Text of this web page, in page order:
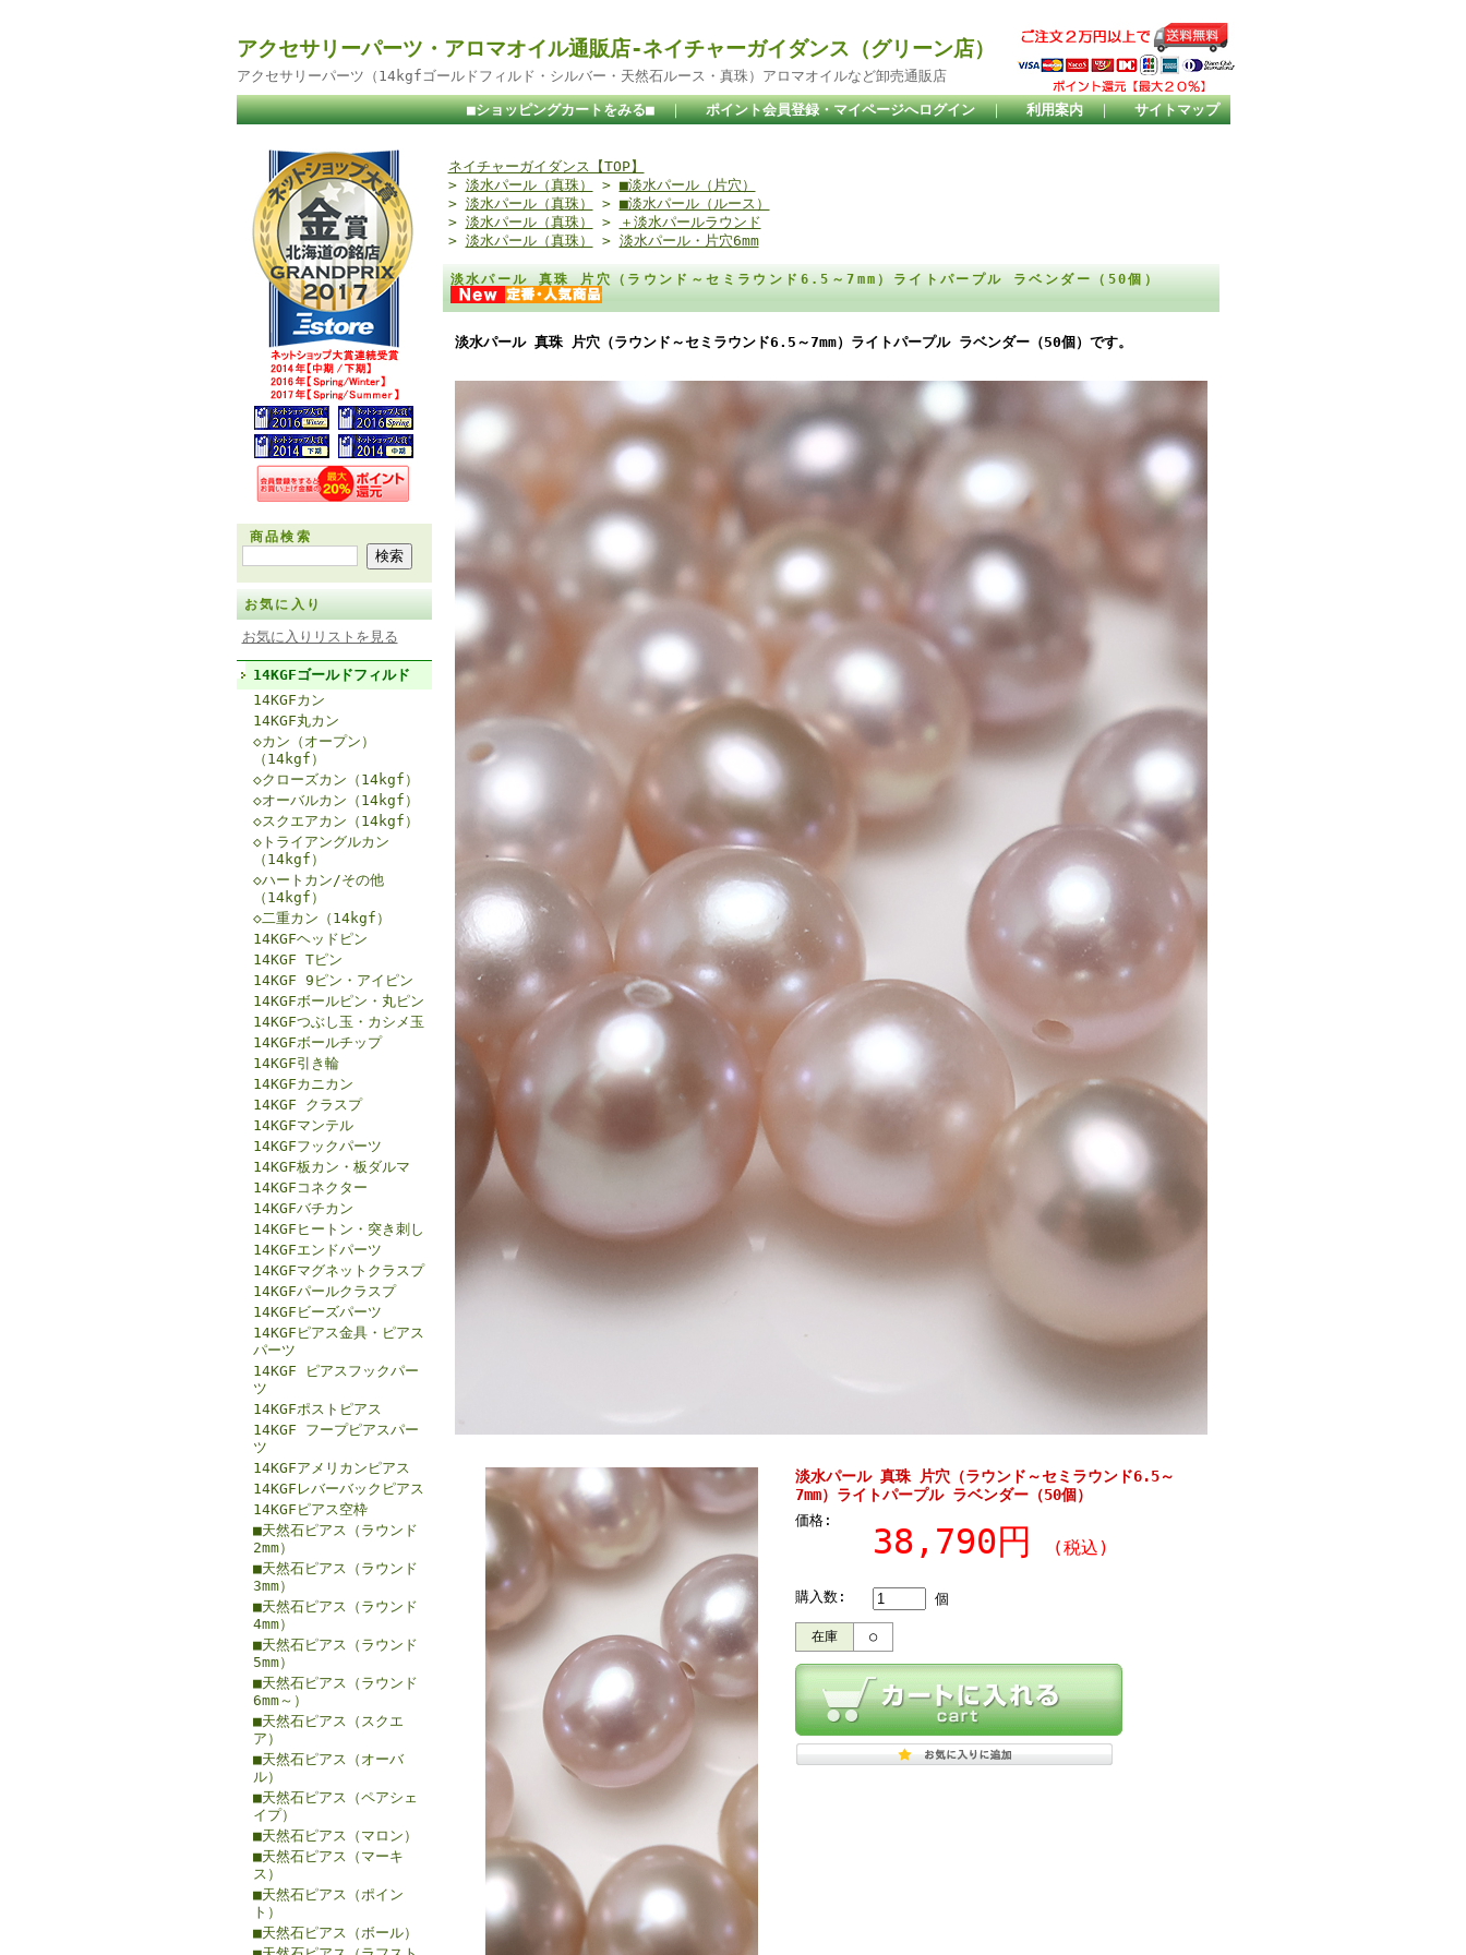
アクセサリーパーツ・アロマオイル通販店-ネイチャーガイダンス（グリーン店）
アクセサリーパーツ（14kgfゴールドフィルド・シルバー・天然石ルース・真珠）アロマオイルなど卸売通販店
■ショッピングカートをみる■ ｜ ポイント会員登録・マイページへログイン ｜ 利用案内 ｜ サイトマップ
商品検索
お気に入り
お気に入りリストを見る
14KGFゴールドフィルド
14KGFカン
14KGF丸カン
◇カン（オープン）
（14kgf）
◇クローズカン（14kgf）
◇オーバルカン（14kgf）
◇スクエアカン（14kgf）
◇トライアングルカン
（14kgf）
◇ハートカン/その他
（14kgf）
◇二重カン（14kgf）
14KGFヘッドピン
14KGF Tピン
14KGF 9ピン・アイピン
14KGFボールピン・丸ピン
14KGFつぶし玉・カシメ玉
14KGFボールチップ
14KGF引き輪
14KGFカニカン
14KGF クラスプ
14KGFマンテル
14KGFフックパーツ
14KGF板カン・板ダルマ
14KGFコネクター
14KGFバチカン
14KGFヒートン・突き刺し
14KGFエンドパーツ
14KGFマグネットクラスプ
14KGFパールクラスプ
14KGFビーズパーツ
14KGFピアス金具・ピアス
パーツ
14KGF ピアスフックパー
ツ
14KGFポストピアス
14KGF フープピアスパー
ツ
14KGFアメリカンピアス
14KGFレバーバックピアス
14KGFピアス空枠
■天然石ピアス（ラウンド
2mm）
■天然石ピアス（ラウンド
3mm）
■天然石ピアス（ラウンド
4mm）
■天然石ピアス（ラウンド
5mm）
■天然石ピアス（ラウンド
6mm～）
■天然石ピアス（スクエ
ア）
■天然石ピアス（オーバ
ル）
■天然石ピアス（ペアシェ
イプ）
■天然石ピアス（マロン）
■天然石ピアス（マーキ
ス）
■天然石ピアス（ポイン
ト）
■天然石ピアス（ボール）
ネイチャーガイダンス【TOP】
> 淡水パール（真珠） > ■淡水パール（片穴）
> 淡水パール（真珠） > ■淡水パール（ルース）
> 淡水パール（真珠） >
＋淡水パールラウンド
> 淡水パール（真珠） > 淡水パール・片穴6mm
淡水パール 真珠 片穴（ラウンド～セミラウンド6.5～7mm）ライトパープル ラベンダー（50個）
淡水パール 真珠 片穴（ラウンド～セミラウンド6.5～7mm）ライトパープル ラベンダー（50個）です。
淡水パール 真珠 片穴（ラウンド～セミラウンド6.5～
7mm）ライトパープル ラベンダー（50個）
価格:
38,790円 (税込)
購入数: 個
在庫 ○